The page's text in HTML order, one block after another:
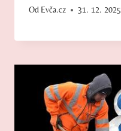
Od Evča.cz 31. 12. 2025